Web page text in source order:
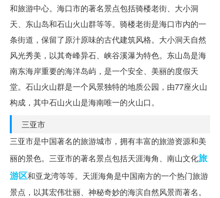
和旅游中心。海口市的著名景点包括骑楼老街、大小洞
天、东山岛和石山火山群等等。骑楼老街是海口市内的一
条街道，保留了原汁原味的古代建筑风格。大小洞天自然
风光秀美，以其奇峰异石、峡谷溪瀑为特色。东山岛是海
南东海岸重要的海洋岛屿，是一个安全、美丽的度假天
堂。石山火山群是一个风景独特的地质公园，由77座火山
构成，其中石山火山是海南唯一的火山口。
三亚市
三亚市是中国著名的旅游城市，拥有丰富的旅游资源和美
丽的景色。三亚市的著名景点包括天涯海角、南山文化旅
游区和亚龙湾等等。天涯海角是中国南方的一个热门旅游
景点，以其宏伟壮丽、神秘奇妙的海滨自然风景而著名。